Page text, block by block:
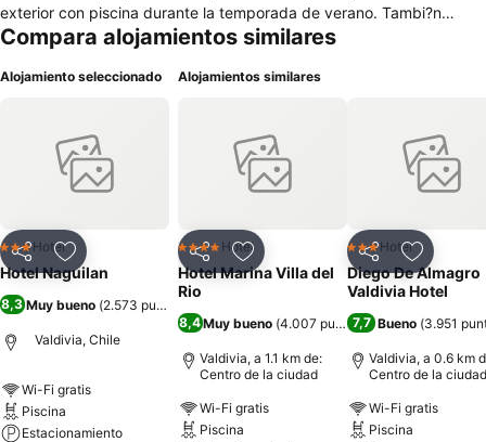
exterior con piscina durante la temporada de verano. Tambi?n
cuenta con conexi?n WiFi gratuita, p?rking gratuito y varios salones
12:00.
Compara alojamientos similares
Alojamiento seleccionado
CompartirAgregar a favoritos
3 Estrellas
Hotel
Hotel Naguilan
8,3 Muy bueno (2.573 puntuaciones
Valdivia, Chile
Wi-Fi gratis
Piscina
Estacionamiento
Alojamientos similares
CompartirAgregar a favoritos
4 EstrellasHotel
Hotel Marina Villa del
Rio
8,4Muy bueno (4.007 puntuaciones)
Valdivia, a 1.1 km de:
Centro de la ciudad
Wi-Fi gratis
Piscina
CompartirAgregar
3 Estrellas
Hotel
Diego De Almagro
Valdivia Hotel
7,7 Bueno (3.951
Valdivia, a 0.6 km
Centro de la ciudad
Wi-Fi gratis
Piscina